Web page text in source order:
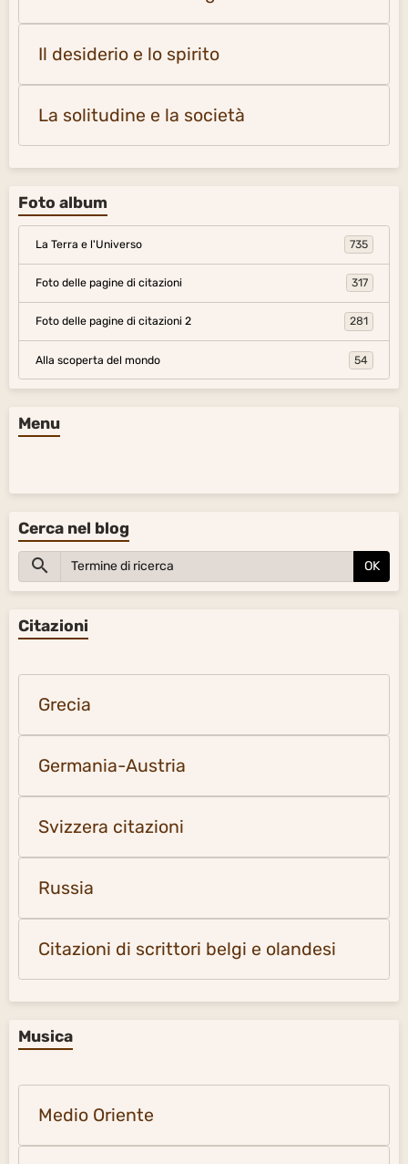
Il desiderio e lo spirito
La solitudine e la società
Foto album
La Terra e l'Universo 735
Foto delle pagine di citazioni 317
Foto delle pagine di citazioni 2 281
Alla scoperta del mondo 54
Menu
Cerca nel blog
OK
Citazioni
Grecia
Germania-Austria
Svizzera citazioni
Russia
Citazioni di scrittori belgi e olandesi
Musica
Medio Oriente